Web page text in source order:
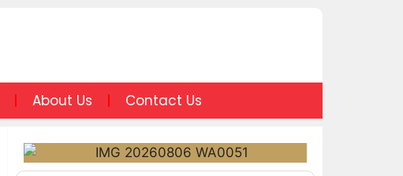
About Us Contact Us